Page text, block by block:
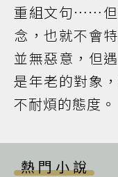
重組文句⋯⋯但
念，也就不會
並無惡意，但
是年老的對象
不耐煩的態度。
熱門小說